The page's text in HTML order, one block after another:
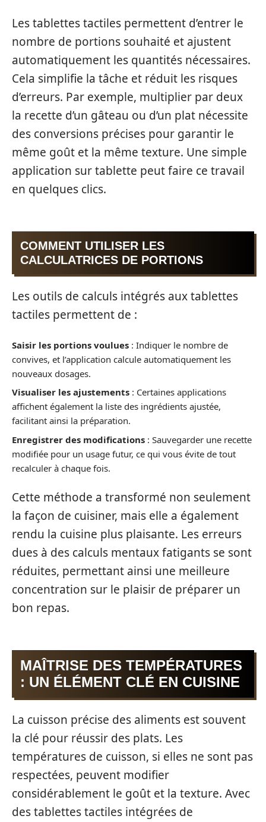
Les tablettes tactiles permettent d’entrer le
nombre de portions souhaité et ajustent
automatiquement les quantités nécessaires.
Cela simplifie la tâche et réduit les risques
d’erreurs. Par exemple, multiplier par deux
la recette d’un gâteau ou d’un plat nécessite
des conversions précises pour garantir le
même goût et la même texture. Une simple
application sur tablette peut faire ce travail
en quelques clics.
COMMENT UTILISER LES
CALCULATRICES DE PORTIONS
Les outils de calculs intégrés aux tablettes
tactiles permettent de :
Saisir les portions voulues : Indiquer le nombre de
convives, et l’application calcule automatiquement les
nouveaux dosages.
Visualiser les ajustements : Certaines applications
affichent également la liste des ingrédients ajustée,
facilitant ainsi la préparation.
Enregistrer des modifications : Sauvegarder une recette
modifiée pour un usage futur, ce qui vous évite de tout
recalculer à chaque fois.
Cette méthode a transformé non seulement
la façon de cuisiner, mais elle a également
rendu la cuisine plus plaisante. Les erreurs
dues à des calculs mentaux fatigants se sont
réduites, permettant ainsi une meilleure
concentration sur le plaisir de préparer un
bon repas.
MAÎTRISE DES TEMPÉRATURES
: UN ÉLÉMENT CLÉ EN CUISINE
La cuisson précise des aliments est souvent
la clé pour réussir des plats. Les
températures de cuisson, si elles ne sont pas
respectées, peuvent modifier
considérablement le goût et la texture. Avec
des tablettes tactiles intégrées de